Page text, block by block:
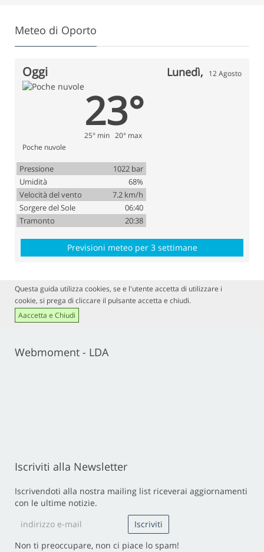
Meteo di Oporto
Oggi Lunedì, 12 Agosto
23°
25° min 20° max
Poche nuvole
Pressione
1022 bar
Umidità
68%
Velocità del vento
7.2 km/h
Sorgere del Sole
06:40
Tramonto
20:38
Previsioni meteo per 3 settimane
Questa guida utilizza cookies, se e l'utente accetta di utilizzare i
cookie, si prega di cliccare il pulsante accetta e chiudi.
Aaccetta e Chiudi
Webmoment - LDA
Iscriviti alla Newsletter
Iscrivendoti alla nostra mailing list riceverai aggiornamenti
con le ultime notizie.
Non ti preoccupare, non ci piace lo spam!